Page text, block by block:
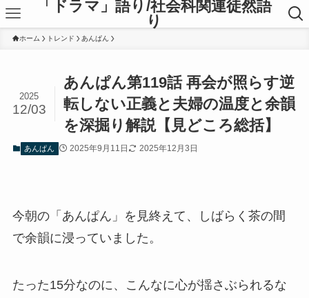
「ドラマ」語り/社会科関連徒然語
り
ホーム トレンド あんぱん
あんぱん第119話 再会が照らす逆
転しない正義と夫婦の温度と余韻
を深掘り解説【見どころ総括】
2025
12/03
あんぱん 2025年9月11日 2025年12月3日
今朝の「あんぱん」を見終えて、しばらく茶の間
で余韻に浸っていました。
たった15分なのに、こんなに心が揺さぶられるな